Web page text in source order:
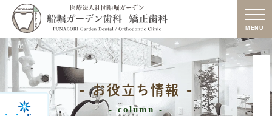
MENU
お役立ち情報
column